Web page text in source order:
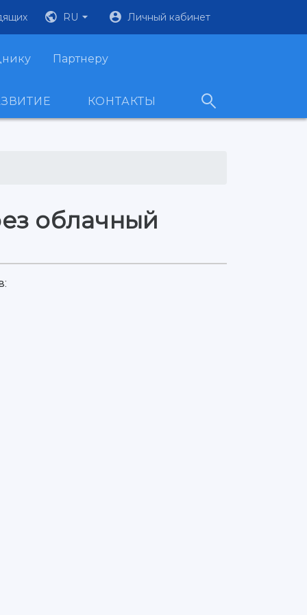
RU Личный кабинет
Партнеру
КОНТАКТЫ
облачный